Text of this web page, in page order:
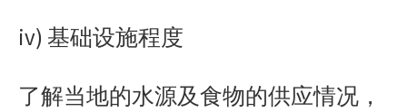
iv) 基础设施程度
了解当地的水源及食物的供应情况，